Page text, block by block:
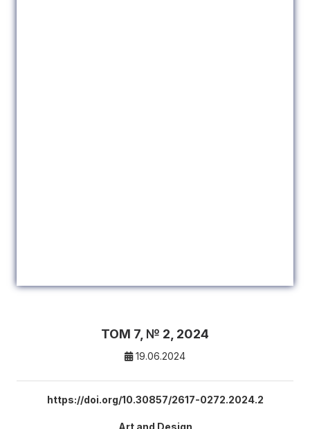
ТОМ 7, № 2, 2024
19.06.2024
https://doi.org/10.30857/2617-0272.2024.2